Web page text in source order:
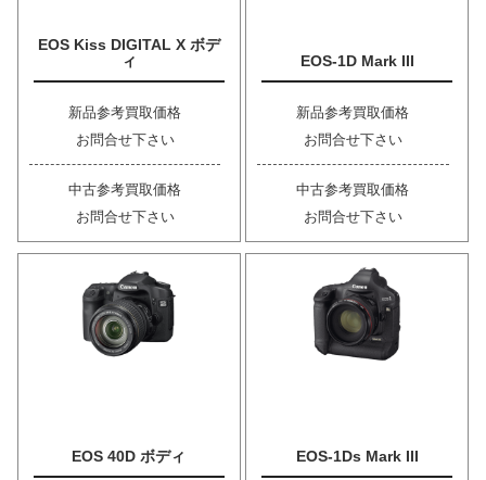
EOS Kiss DIGITAL X ボデ
ィ
新品参考買取価格
お問合せ下さい
中古参考買取価格
お問合せ下さい
EOS-1D Mark III
新品参考買取価格
お問合せ下さい
中古参考買取価格
お問合せ下さい
EOS 40D ボディ EOS-1Ds Mark III